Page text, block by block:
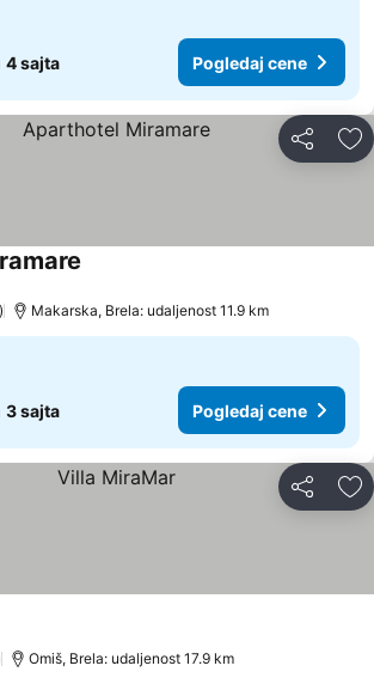
4 sajta Pogledaj cene
Deli
Makarska, Brela: udaljenost 11.9 km
3 sajta Pogledaj cene
Deli
Omiš, Brela: udaljenost 17.9 km